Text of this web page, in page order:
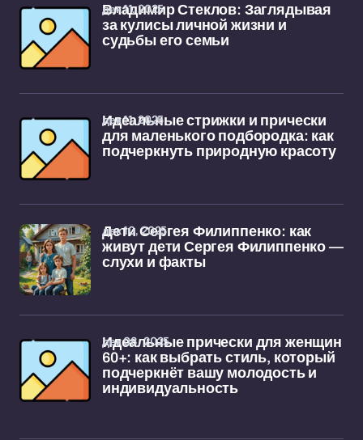
Владимир Стеклов: Заглядывая
за кулисы личной жизни и
судьбы его семьи
дек 11, 2025
Идеальные стрижки и прически
для маленького подбородка: как
подчеркнуть природную красоту
дек 11, 2025
Дети Сергея Филиппенко: как
живут дети Сергея Филиппенко —
слухи и факты
дек 10, 2025
Идеальные прически для женщин
60+: как выбрать стиль, который
подчеркнёт вашу молодость и
индивидуальность
дек 08, 2025